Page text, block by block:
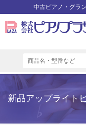
中古ピアノ・グラ
新品アップライト